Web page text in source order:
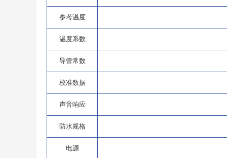
参考温度
温度系数
导管常数
校准数据
声音响应
防水规格
电源